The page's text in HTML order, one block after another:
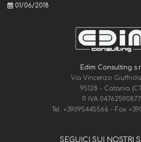
01/06/2018
Edim Consulting
Via Vincenzo
95128 - Catania
P. IVA 04762590877
Tel.
+39095445566 - Fax
SEGUICI SUI NOSTRI